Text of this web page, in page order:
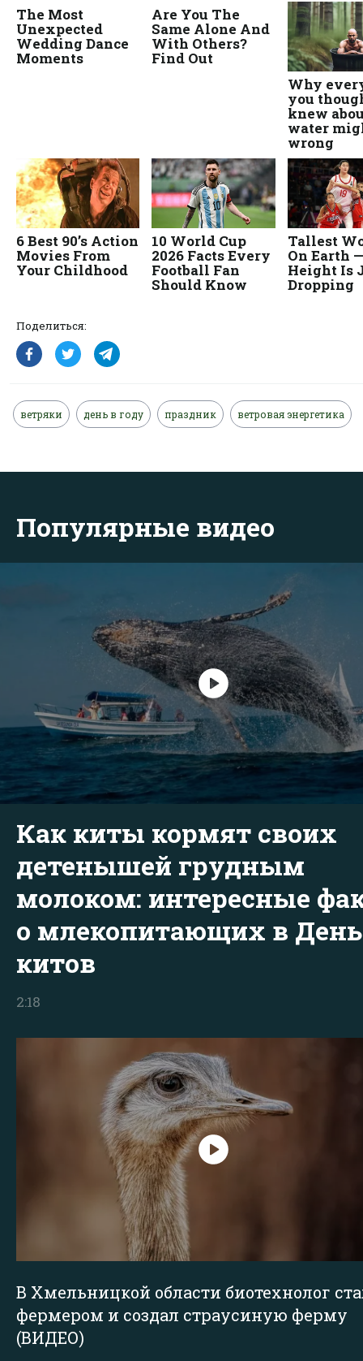
Поделиться:
ветряки день в году праздник ветровая энергетика
Популярные видео
Как киты кормят своих
детенышей грудным
молоком: интересные
о млекопитающих в День
китов
2:18
В Хмельницкой области биотехнолог
фермером и создал страусиную ферму
(ВИДЕО)